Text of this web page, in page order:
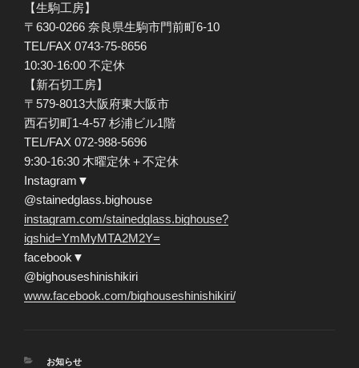
【生駒工房】
〒630-0266 奈良県生駒市門前町6-10
TEL/FAX 0743-75-8656
10:30-16:00 不定休
【新石切工房】
〒579-8013大阪府東大阪市
西石切町1-4-57 杉浦ビル1階
TEL/FAX 072-988-5696
9:30-16:30 木曜定休＋不定休
Instagram▼
@stainedglass.bighouse
instagram.com/stainedglass.bighouse?
igshid=YmMyMTA2M2Y=
facebook▼
@bighouseshinishikiri
www.facebook.com/bighouseshinishikiri/
カ
お知らせ